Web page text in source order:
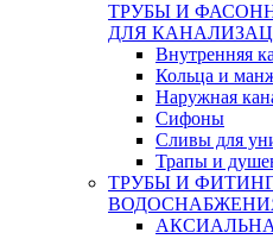
ТРУБЫ И
ДЛЯ
Внутренняя
Кольца и
Наружная
Сифоны
Сливы для
Трапы и
ТРУБЫ И